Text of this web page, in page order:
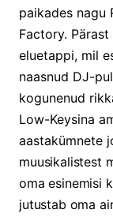
paikades nagu
Factory.
eluetappi, mil
naasnud DJ-
kogunenud
Low-Keysina
aastakümnete
muusikalistest
oma esinemisi
jutustab oma